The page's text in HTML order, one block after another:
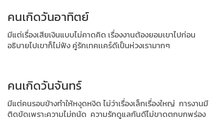
คนเกิดวันอาทิตย์
มีแต่เรื่องเสียเงินแบบไม่คาดคิด เรื่องงานต้องยอมเขาไปก่อน
อธิบายไปเขาก็ไม่ฟัง คู่รักเทคเเคร์ดีเป็นห่วงเรามากๆ
คนเกิดวันจันทร์
มีแต่คนรอบข้างทำให้หงุดหงิด ไม่ว่าเรื่องเล็กเรื่องใหญ่ การงานมี
ติดขัดเพราะความไม่ถนัด ความรักดูแลกันดีไม่ขาดตกบกพร่อง